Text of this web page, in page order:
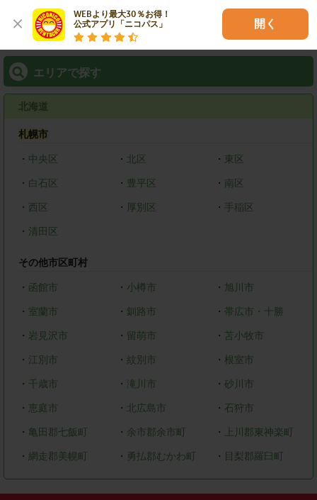
WEBより最大30％お得！
公式アプリ「ニコパス」
開く
絞り込む
エリアで探す
北海道
札幌市
・ 中央区 ・ 北区 ・ 東区
・ 白石区 ・ 豊平区 ・ 南区
・ 西区 ・ 厚別区 ・ 手稲区
・ 清田区
その他市区町村
・ 函館市 ・ 小樽市 ・ 旭川市
・ 室蘭市 ・ 釧路市 ・ 帯広市・十勝
・ 岩見沢市 ・ 留萌市 ・苫小牧市
・ 江別市 ・ 紋別市 ・ 根室市
・ 千歳市 ・ 滝川市 ・砂川市
・ 恵庭市 ・ 北広島市 ・ 石狩市
・ 亀田郡七飯町 ・ 余市郡余市町 ・ 上川郡東神楽町
・ 網走郡美幌町 ・ 勇払郡むかわ町 ・ 目梨郡羅臼町